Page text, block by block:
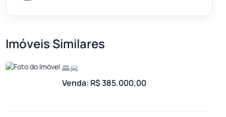
Imóveis Similares
Venda: R$ 385.000,00